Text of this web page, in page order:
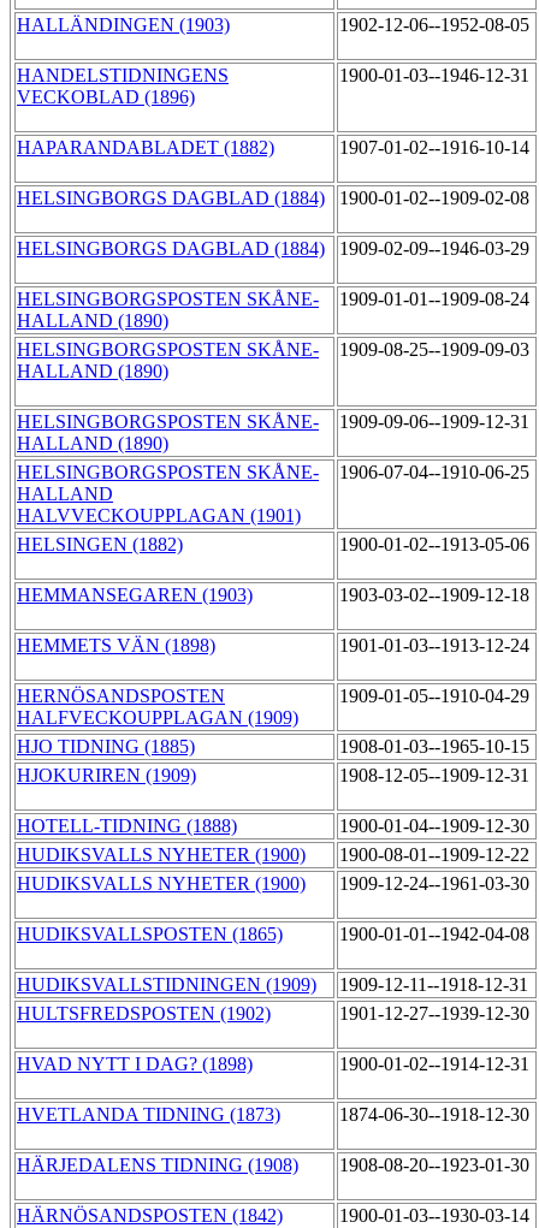
HALLÄNDINGEN (1903) 1902-12-06--1952-08-05
HANDELSTIDNINGENS
VECKOBLAD (1896)
1900-01-03--1946-12-31
HAPARANDABLADET (1882) 1907-01-02--1916-10-14
HELSINGBORGS DAGBLAD (1884) 1900-01-02--1909-02-08
HELSINGBORGS DAGBLAD (1884) 1909-02-09--1946-03-29
HELSINGBORGSPOSTEN SKÅNE-
HALLAND (1890)
1909-01-01--1909-08-24
HELSINGBORGSPOSTEN SKÅNE-
HALLAND (1890)
1909-08-25--1909-09-03
HELSINGBORGSPOSTEN SKÅNE-
HALLAND (1890)
1909-09-06--1909-12-31
HELSINGBORGSPOSTEN SKÅNE-
HALLAND
HALVVECKOUPPLAGAN (1901)
1906-07-04--1910-06-25
HELSINGEN (1882) 1900-01-02--1913-05-06
HEMMANSEGAREN (1903) 1903-03-02--1909-12-18
HEMMETS VÄN (1898) 1901-01-03--1913-12-24
HERNÖSANDSPOSTEN
HALFVECKOUPPLAGAN (1909)
1909-01-05--1910-04-29
HJO TIDNING (1885)
1908-01-03--1965-10-15
HJOKURIREN (1909)
1908-12-05--1909-12-31
HOTELL-TIDNING (1888)
1900-01-04--1909-12-30
HUDIKSVALLS NYHETER (1900)
1900-08-01--1909-12-22
HUDIKSVALLS NYHETER (1900)
1909-12-24--1961-03-30
HUDIKSVALLSPOSTEN (1865) 1900-01-01--1942-04-08
HUDIKSVALLSTIDNINGEN (1909)
1909-12-11--1918-12-31
HULTSFREDSPOSTEN (1902)
1901-12-27--1939-12-30
HVAD NYTT I DAG? (1898) 1900-01-02--1914-12-31
HVETLANDA TIDNING (1873) 1874-06-30--1918-12-30
HÄRJEDALENS TIDNING (1908) 1908-08-20--1923-01-30
HÄRNÖSANDSPOSTEN (1842) 1900-01-03--1930-03-14